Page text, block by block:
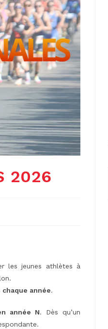
2026
les jeunes athlètes à
année.
année N. Dès qu’un